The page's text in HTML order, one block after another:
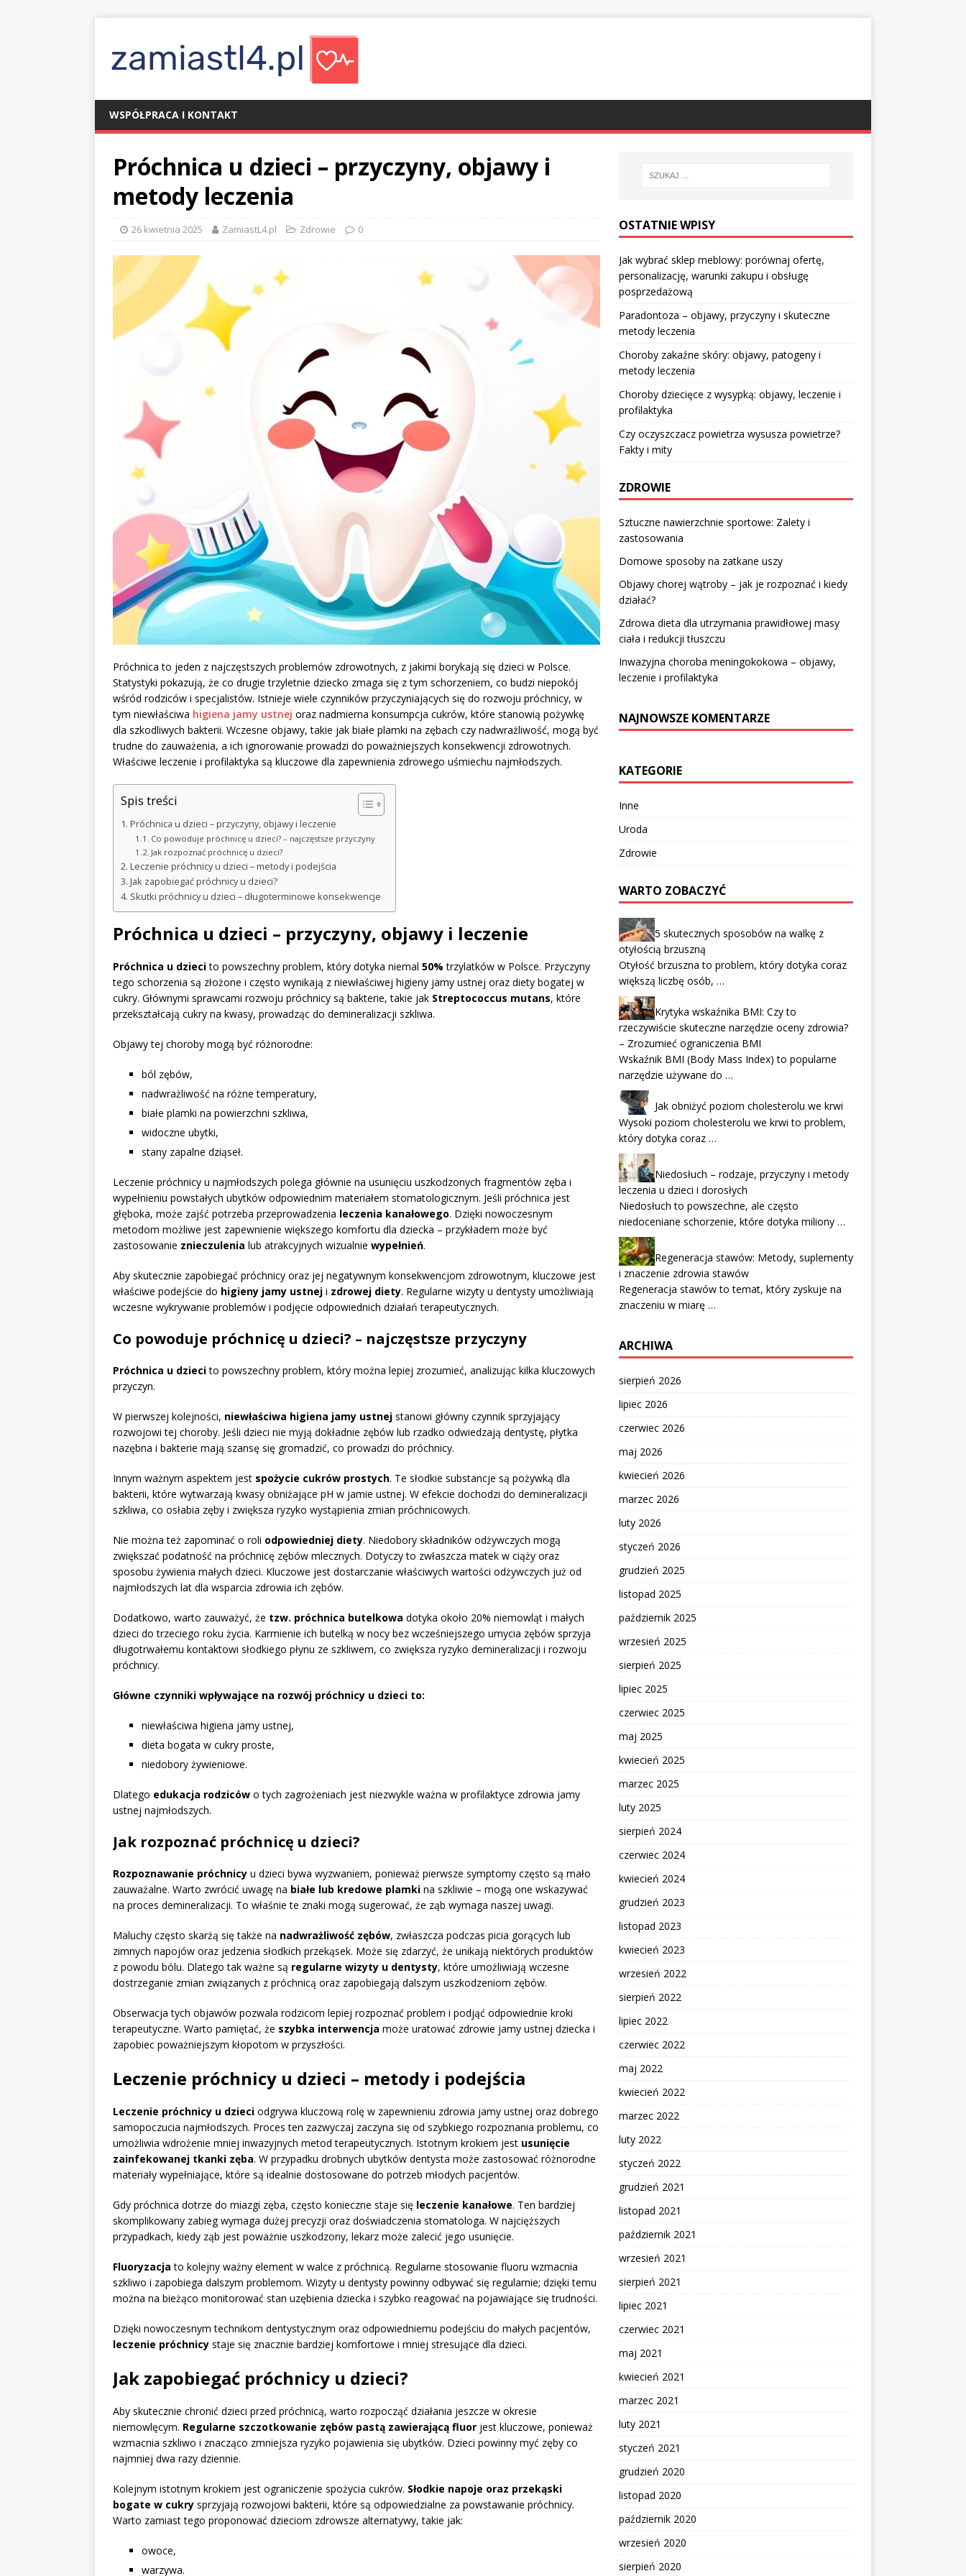
WSPÓŁPRACA I KONTAKT
Próchnica u dzieci – przyczyny, objawy i
metody leczenia
26 kwietnia 2025 ZamiastL4.pl Zdrowie 0
Próchnica to jeden z najczęstszych problemów zdrowotnych, z jakimi borykają się dzieci w Polsce.
Statystyki pokazują, że co drugie trzyletnie dziecko zmaga się z tym schorzeniem, co budzi niepokój
wśród rodziców i specjalistów. Istnieje wiele czynników przyczyniających się do rozwoju próchnicy, w
tym niewłaściwa higiena jamy ustnej oraz nadmierna konsumpcja cukrów, które stanowią pożywkę
dla szkodliwych bakterii. Wczesne objawy, takie jak białe plamki na zębach czy nadwrażliwość, mogą być
trudne do zauważenia, a ich ignorowanie prowadzi do poważniejszych konsekwencji zdrowotnych.
Właściwe leczenie i profilaktyka są kluczowe dla zapewnienia zdrowego uśmiechu najmłodszych.
Spis treści
Próchnica u dzieci – przyczyny, objawy i leczenie
Co powoduje próchnicę u dzieci? – najczęstsze przyczyny
Jak rozpoznać próchnicę u dzieci?
Leczenie próchnicy u dzieci – metody i podejścia
Jak zapobiegać próchnicy u dzieci?
Skutki próchnicy u dzieci – długoterminowe konsekwencje
Próchnica u dzieci – przyczyny, objawy i leczenie
Próchnica u dziecito powszechny problem, który dotyka niemal 50% trzylatków w Polsce. Przyczyny
tego schorzenia są złożone i często wynikają z niewłaściwej higieny jamy ustnej oraz diety bogatej w
cukry. Głównymi sprawcami rozwoju próchnicy są bakterie, takie jak Streptococcus mutans, które
przekształcają cukry na kwasy, prowadząc do demineralizacji szkliwa.
Objawy tej choroby mogą być różnorodne:
ból zębów,
nadwrażliwość na różne temperatury,
białe plamki na powierzchni szkliwa,
widoczne ubytki,
stany zapalne dziąseł.
Leczenie próchnicy u najmłodszych polega głównie na usunięciu uszkodzonych fragmentów zęba i
wypełnieniu powstałych ubytków odpowiednim materiałem stomatologicznym. Jeśli próchnica jest
głęboka, może zajść potrzeba przeprowadzenia leczenia kanałowego. Dzięki nowoczesnym
metodom możliwe jest zapewnienie większego komfortu dla dziecka – przykładem może być
zastosowanie znieczulenia lub atrakcyjnych wizualnie wypełnień.
Aby skutecznie zapobiegać próchnicy oraz jej negatywnym konsekwencjom zdrowotnym, kluczowe jest
właściwe podejście do higieny jamy ustnej i zdrowej diety. Regularne wizyty u dentysty umożliwiają
wczesne wykrywanie problemów i podjęcie odpowiednich działań terapeutycznych.
Co powoduje próchnicę u dzieci? – najczęstsze przyczyny
Próchnica u dziecito powszechny problem, który można lepiej zrozumieć, analizując kilka kluczowych
przyczyn.
W pierwszej kolejności, niewłaściwa higiena jamy ustnej stanowi główny czynnik sprzyjający
rozwojowi tej choroby. Jeśli dzieci nie myją dokładnie zębów lub rzadko odwiedzają dentystę, płytka
nazębna i bakterie mają szansę się gromadzić, co prowadzi do próchnicy.
Innym ważnym aspektem jest spożycie cukrów prostych. Te słodkie substancje są pożywką dla
bakterii, które wytwarzają kwasy obniżające pH w jamie ustnej. W efekcie dochodzi do demineralizacji
szkliwa, co osłabia zęby i zwiększa ryzyko wystąpienia zmian próchnicowych.
Nie można też zapominać o roli odpowiedniej diety. Niedobory składników odżywczych mogą
zwiększać podatność na próchnicę zębów mlecznych. Dotyczy to zwłaszcza matek w ciąży oraz
sposobu żywienia małych dzieci. Kluczowe jest dostarczanie właściwych wartości odżywczych już od
najmłodszych lat dla wsparcia zdrowia ich zębów.
Dodatkowo, warto zauważyć, że tzw. próchnica butelkowa dotyka około 20% niemowląt i małych
dzieci do trzeciego roku życia. Karmienie ich butelką w nocy bez wcześniejszego umycia zębów sprzyja
długotrwałemu kontaktowi słodkiego płynu ze szkliwem, co zwiększa ryzyko demineralizacji i rozwoju
próchnicy.
Główne czynniki wpływające na rozwój próchnicy u dzieci to:
niewłaściwa higiena jamy ustnej,
dieta bogata w cukry proste,
niedobory żywieniowe.
Dlatego edukacja rodziców o tych zagrożeniach jest niezwykle ważna w profilaktyce zdrowia jamy
ustnej najmłodszych.
Jak rozpoznać próchnicę u dzieci?
Rozpoznawanie próchnicy u dzieci bywa wyzwaniem, ponieważ pierwsze symptomy często są mało
zauważalne. Warto zwrócić uwagę na białe lub kredowe plamki na szkliwie – mogą one wskazywać
na proces demineralizacji. To właśnie te znaki mogą sugerować, że ząb wymaga naszej uwagi.
Maluchy często skarżą się także na nadwrażliwość zębów, zwłaszcza podczas picia gorących lub
zimnych napojów oraz jedzenia słodkich przekąsek. Może się zdarzyć, że unikają niektórych produktów
z powodu bólu. Dlatego tak ważne są regularne wizyty u dentysty, które umożliwiają wczesne
dostrzeganie zmian związanych z próchnicą oraz zapobiegają dalszym uszkodzeniom zębów.
Obserwacja tych objawów pozwala rodzicom lepiej rozpoznać problem i podjąć odpowiednie kroki
terapeutyczne. Warto pamiętać, że szybka interwencja może uratować zdrowie jamy ustnej dziecka i
zapobiec poważniejszym kłopotom w przyszłości.
Leczenie próchnicy u dzieci – metody i podejścia
Leczenie próchnicy u dzieci odgrywa kluczową rolę w zapewnieniu zdrowia jamy ustnej oraz dobrego
samopoczucia najmłodszych. Proces ten zazwyczaj zaczyna się od szybkiego rozpoznania problemu, co
umożliwia wdrożenie mniej inwazyjnych metod terapeutycznych. Istotnym krokiem jest usunięcie
zainfekowanej tkanki zęba. W przypadku drobnych ubytków dentysta może zastosować różnorodne
materiały wypełniające, które są idealnie dostosowane do potrzeb młodych pacjentów.
Gdy próchnica dotrze do miazgi zęba, często konieczne staje się leczenie kanałowe. Ten bardziej
skomplikowany zabieg wymaga dużej precyzji oraz doświadczenia stomatologa. W najcięższych
przypadkach, kiedy ząb jest poważnie uszkodzony, lekarz może zalecić jego usunięcie.
Fluoryzacja to kolejny ważny element w walce z próchnicą. Regularne stosowanie fluoru wzmacnia
szkliwo i zapobiega dalszym problemom. Wizyty u dentysty powinny odbywać się regularnie; dzięki temu
można na bieżąco monitorować stan uzębienia dziecka i szybko reagować na pojawiające się trudności.
Dzięki nowoczesnym technikom dentystycznym oraz odpowiedniemu podejściu do małych pacjentów,
leczenie próchnicy staje się znacznie bardziej komfortowe i mniej stresujące dla dzieci.
Jak zapobiegać próchnicy u dzieci?
Aby skutecznie chronić dzieci przed próchnicą, warto rozpocząć działania jeszcze w okresie
niemowlęcym. Regularne szczotkowanie zębów pastą zawierającą fluor jest kluczowe, ponieważ
wzmacnia szkliwo i znacząco zmniejsza ryzyko pojawienia się ubytków. Dzieci powinny myć zęby co
najmniej dwa razy dziennie.
Kolejnym istotnym krokiem jest ograniczenie spożycia cukrów. Słodkie napoje oraz przekąski
bogate w cukry sprzyjają rozwojowi bakterii, które są odpowiedzialne za powstawanie próchnicy.
Warto zamiast tego proponować dzieciom zdrowsze alternatywy, takie jak:
owoce,
warzywa.
OSTATNIE WPISY
Jak wybrać sklep meblowy: porównaj ofertę,
personalizację, warunki zakupu i obsługę
posprzedażową
Paradontoza – objawy, przyczyny i skuteczne
metody leczenia
Choroby zakaźne skóry: objawy, patogeny i
metody leczenia
Choroby dziecięce z wysypką: objawy, leczenie i
profilaktyka
Czy oczyszczacz powietrza wysusza powietrze?
Fakty i mity
ZDROWIE
Sztuczne nawierzchnie sportowe: Zalety i
zastosowania
Domowe sposoby na zatkane uszy
Objawy chorej wątroby – jak je rozpoznać i kiedy
działać?
Zdrowa dieta dla utrzymania prawidłowej masy
ciała i redukcji tłuszczu
Inwazyjna choroba meningokokowa – objawy,
leczenie i profilaktyka
NAJNOWSZE KOMENTARZE
KATEGORIE
Inne
Uroda
Zdrowie
WARTO ZOBACZYĆ
5 skutecznych sposobów na walkę z
otyłością brzuszną
Otyłość brzuszna to problem, który dotyka coraz
większą liczbę osób, …
Krytyka wskaźnika BMI: Czy to
rzeczywiście skuteczne narzędzie oceny zdrowia?
– Zrozumieć ograniczenia BMI
Wskaźnik BMI (Body Mass Index) to popularne
narzędzie używane do …
Jak obniżyć poziom cholesterolu we krwi
Wysoki poziom cholesterolu we krwi to problem,
który dotyka coraz …
Niedosłuch – rodzaje, przyczyny i metody
leczenia u dzieci i dorosłych
Niedosłuch to powszechne, ale często
niedoceniane schorzenie, które dotyka miliony …
Regeneracja stawów: Metody, suplementy
i znaczenie zdrowia stawów
Regeneracja stawów to temat, który zyskuje na
znaczeniu w miarę …
ARCHIWA
sierpień 2026
lipiec 2026
czerwiec 2026
maj 2026
kwiecień 2026
marzec 2026
luty 2026
styczeń 2026
grudzień 2025
listopad 2025
październik 2025
wrzesień 2025
sierpień 2025
lipiec 2025
czerwiec 2025
maj 2025
kwiecień 2025
marzec 2025
luty 2025
sierpień 2024
czerwiec 2024
kwiecień 2024
grudzień 2023
listopad 2023
kwiecień 2023
wrzesień 2022
sierpień 2022
lipiec 2022
czerwiec 2022
maj 2022
kwiecień 2022
marzec 2022
luty 2022
styczeń 2022
grudzień 2021
listopad 2021
październik 2021
wrzesień 2021
sierpień 2021
lipiec 2021
czerwiec 2021
maj 2021
kwiecień 2021
marzec 2021
luty 2021
styczeń 2021
grudzień 2020
listopad 2020
październik 2020
wrzesień 2020
sierpień 2020